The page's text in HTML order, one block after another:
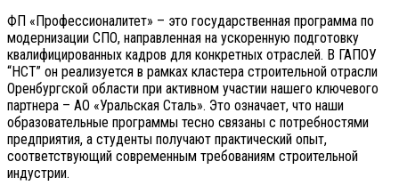
ФП «Профессионалитет» – это государственная программа по
модернизации СПО, направленная на ускоренную подготовку
квалифицированных кадров для конкретных отраслей. В ГАПОУ
“НСТ” он реализуется в рамках кластера строительной отрасли
Оренбургской области при активном участии нашего ключевого
партнера – АО «Уральская Сталь». Это означает, что наши
образовательные программы тесно связаны с потребностями
предприятия, а студенты получают практический опыт,
соответствующий современным требованиям строительной
индустрии.